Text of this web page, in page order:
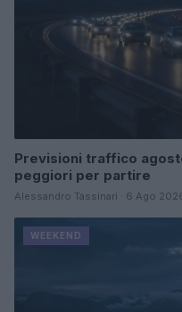
Previsioni traffico
peggiori per partire
Alessandro Tassinari · 6 Ago
WEEKEND